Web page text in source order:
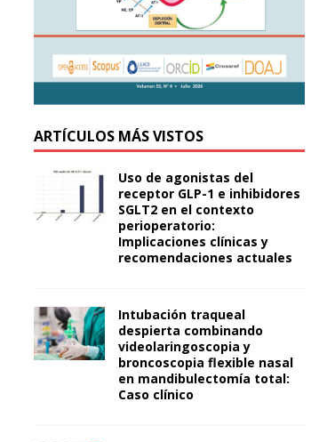
ARTÍCULOS MÁS VISTOS
Uso de agonistas del
receptor GLP-1 e inhibidores
SGLT2 en el contexto
perioperatorio:
Implicaciones clínicas y
recomendaciones actuales
Intubación traqueal
despierta combinando
videolaringoscopia y
broncoscopia flexible nasal
en mandibulectomía total:
Caso clínico